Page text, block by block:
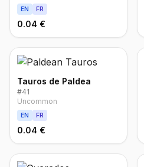
EN FR
0.04 €
Tauros de Paldea
#41
Uncommon
EN FR
0.04 €